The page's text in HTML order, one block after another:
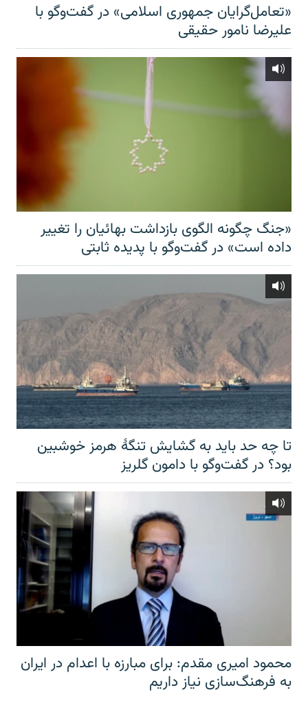
«تعامل‌گرایان جمهوری اسلامی» در گفت‌وگو با
علیرضا نامور حقیقی
«جنگ چگونه الگوی بازداشت بهائیان را تغییر
داده است» در گفت‌وگو با پدیده ثابتی
تا چه حد باید به گشایش تنگهٔ هرمز خوشبین
بود؟ در گفت‌وگو با دامون گلریز
محمود امیری مقدم: برای مبارزه با اعدام در ایران
به فرهنگ‌سازی نیاز داریم